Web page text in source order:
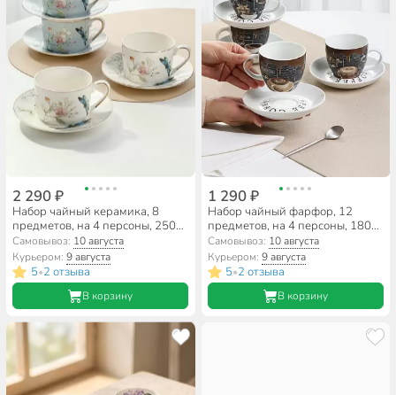
2 290 ₽
Набор чайный керамика, 8
предметов, на 4 персоны, 250
мл, Beatrix, Стрекоза,
МЛ101P/4, подарочная
упаковка
Самовывоз: 10 августа
Курьером:9 августа
5•2 отзыва
В корзину
1 290 ₽
Набор чайный фарфор, 12
предметов, на 4 персоны, 180
мл, с ложками, Горячий
шоколад, RS097-1060J,
подарочная упаковка
Самовывоз: 10 августа
Курьером: 9 августа
5•2 отзыва
В корзину